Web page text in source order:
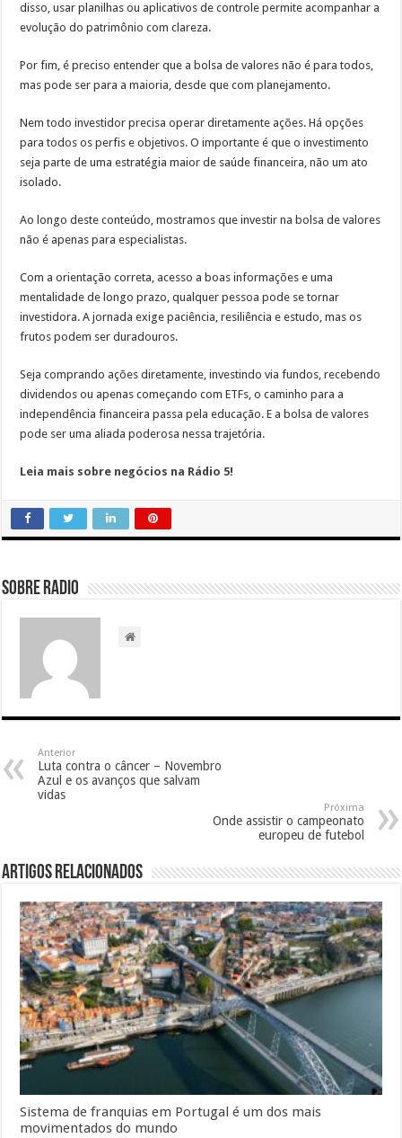
disso, usar planilhas ou aplicativos de controle permite acompanhar a
evolução do patrimônio com clareza.
Por fim, é preciso entender que a bolsa de valores não é para todos,
mas pode ser para a maioria, desde que com planejamento.
Nem todo investidor precisa operar diretamente ações. Há opções
para todos os perfis e objetivos. O importante é que o investimento
seja parte de uma estratégia maior de saúde financeira, não um ato
isolado.
Ao longo deste conteúdo, mostramos que investir na bolsa de valores
não é apenas para especialistas.
Com a orientação correta, acesso a boas informações e uma
mentalidade de longo prazo, qualquer pessoa pode se tornar
investidora. A jornada exige paciência, resiliência e estudo, mas os
frutos podem ser duradouros.
Seja comprando ações diretamente, investindo via fundos, recebendo
dividendos ou apenas começando com ETFs, o caminho para a
independência financeira passa pela educação. E a bolsa de valores
pode ser uma aliada poderosa nessa trajetória.
Leia mais sobre negócios na Rádio 5!
Sobre radio
Anterior
Luta contra o câncer – Novembro
Azul e os avanços que salvam
vidas
Próxima
Onde assistir o campeonato
europeu de futebol
Artigos relacionados
Sistema de franquias em Portugal é um dos mais
movimentados do mundo